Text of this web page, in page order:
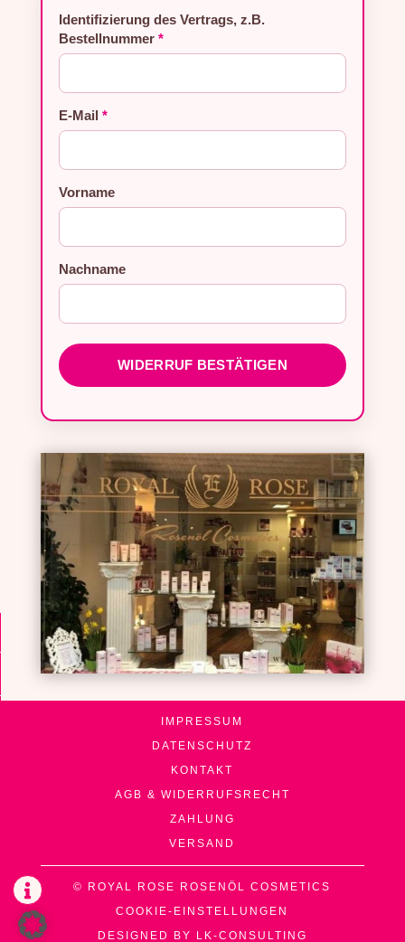
Identifizierung des Vertrags, z.B.
Bestellnummer *
E-Mail *
E-Mail (wiederholen)
Vorname
Nachname
WIDERRUF BESTÄTIGEN

IMPRESSUM
DATENSCHUTZ
KONTAKT
AGB & WIDERRUFSRECHT
ZAHLUNG
VERSAND
© ROYAL ROSE ROSENÖL COSMETICS
COOKIE-EINSTELLUNGEN
DESIGNED BY LK-CONSULTING